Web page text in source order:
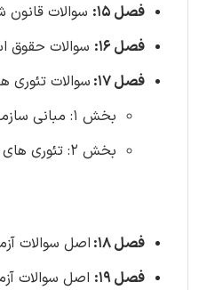
فصل 15:
سوالات قانون
فصل 16:
سوالات حقوق
فصل 17:
سوالات تئوری
بخش 1: مبانی سازمان و مدیریت (60 سوال)
بخش 2: تئوری های سازمان (138 سوال)
فصل 18:
اصل سوالات آزمون متصدی
فصل 19:
اصل سوالات آزمون متصدی